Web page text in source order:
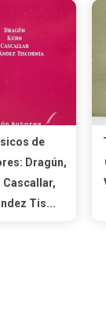
de
Dragún,
Cascallar,
Tis...